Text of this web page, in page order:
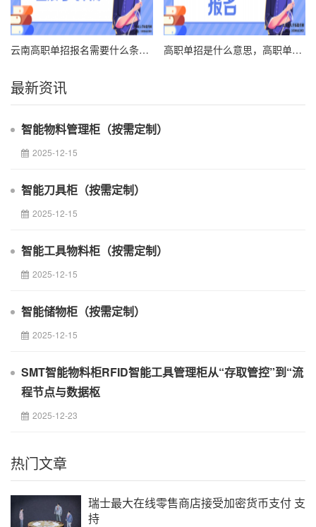
云南高职单招报名需要什么条件，高职单招和高考后的大专一样吗？ 高职单招是什么意思，高职单招和高考后的大专一样吗？
最新资讯
智能物料管理柜（按需定制）
2025-12-15
智能刀具柜（按需定制）
2025-12-15
智能工具物料柜（按需定制）
2025-12-15
智能储物柜（按需定制）
2025-12-15
SMT智能物料柜RFID智能工具管理柜从“存取管控”到“流
程节点与数据枢
2025-12-23
热门文章
瑞士最大在线零售商店接受加密货币支付 支
持